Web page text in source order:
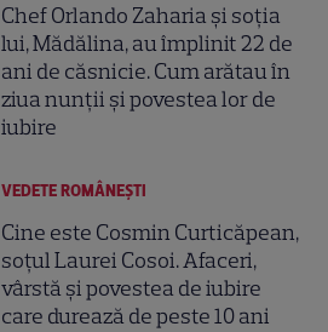
Chef Orlando Zaharia și soția
lui, Mădălina, au împlinit 22 de
ani de căsnicie. Cum arătau în
ziua nunții și povestea lor de
iubire
VEDETE ROMÂNEŞTI
Cine este Cosmin Curticăpean,
soțul Laurei Cosoi. Afaceri,
vârstă și povestea de iubire
care durează de peste 10 ani